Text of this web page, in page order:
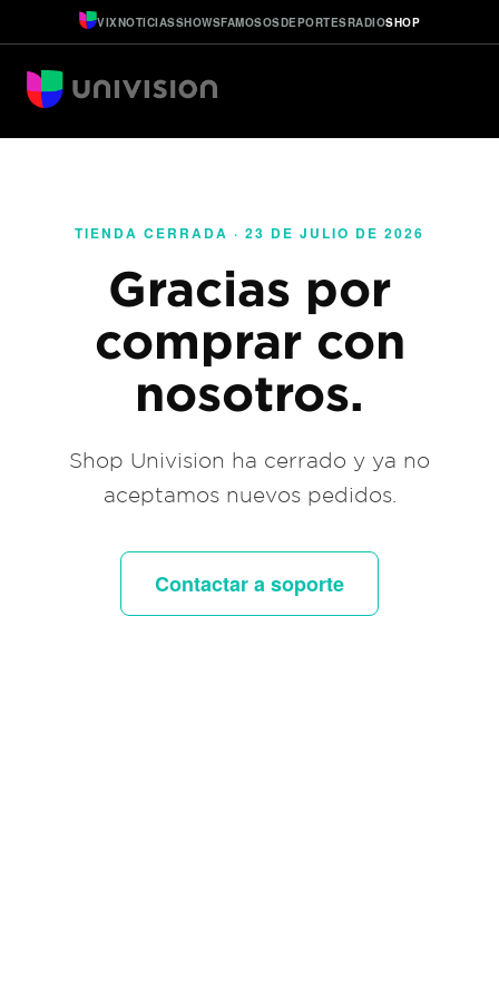
VIXNOTICIASSHOWSFAMOSOSDEPORTESRADIOSHOP
TIENDA CERRADA · 23 DE JULIO DE 2026
Gracias por
comprar con
nosotros.
Shop Univision ha cerrado y ya no
aceptamos nuevos pedidos.
Contactar a soporte